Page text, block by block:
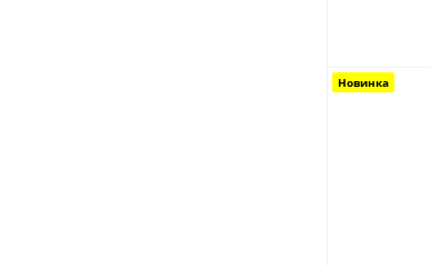
Новинка